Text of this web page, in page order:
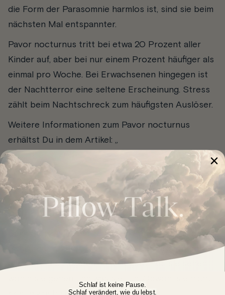
die Form der Parasomnie harmlos ist, sind sie beim
nächsten Mal entspannter.
Pavor nocturnus tritt bei etwa 20 Prozent aller
Kinder auf, aber bei nur einem Prozent häufiger als
einmal pro Woche. Bei Erwachsenen hingegen ist
der Nachtterror eine seltene Erscheinung. Stress
zählt beim Nachtschreck zum häufigsten Auslöser.
Weitere Informationen zum Pavor nocturnus
erhältst Du in dem Artikel: „
Nachtschreck bei Kindern: Ursachen, Symptome,
Therapie, Vorbeugen
“.
Schlafwandeln (Somnambulismus)
Beim Schlafwandeln verlassen Patienten aus dem
Schlaf heraus, vor allem in der ersten Nachthälfte,
das Bett. Die Augen sind weit geöffnet, sie sehen,
Schlaf ist keine Pause.
Schlaf verändert, wie du lebst.